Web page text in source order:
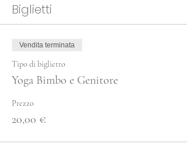
Biglietti
Vendita terminata
Tipo di biglietto
Yoga Bimbo e Genitore
Prezzo
20,00 €